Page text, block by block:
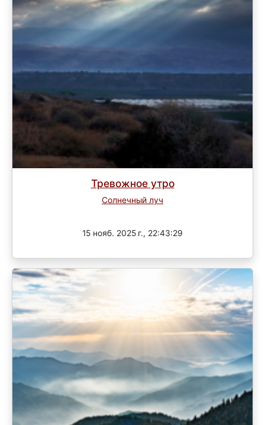
Тревожное утро
Солнечный луч
15 нояб. 2025 г., 22:43:29